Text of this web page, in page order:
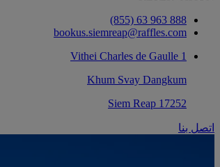
‎(855) 63 963 888‏
bookus.siemreap@raffles.com
1 Vithei Charles de Gaulle
Khum Svay Dangkum
17252 Siem Reap
اتصل بنا